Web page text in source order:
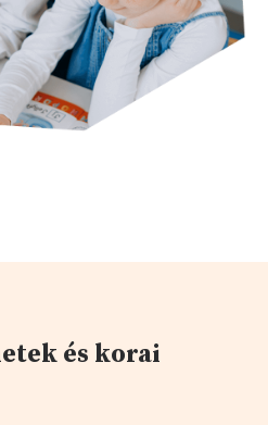
és korai